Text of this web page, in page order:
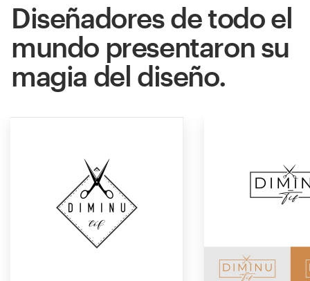
Diseñadores de todo el
mundo presentaron su
magia del diseño.